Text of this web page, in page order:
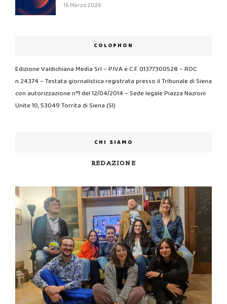
16 Marzo 2026
COLOPHON
Edizione Valdichiana Media Srl – P.IVA e C.F. 01377300528 – ROC
n.24374 – Testata giornalistica registrata presso il Tribunale di Siena
con autorizzazione n°1 del 12/04/2014 – Sede legale Piazza Nazioni
Unite 10, 53049 Torrita di Siena (SI)
CHI SIAMO
REDAZIONE